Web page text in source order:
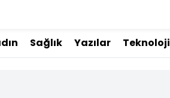
Sağlık Yazılar Teknoloji